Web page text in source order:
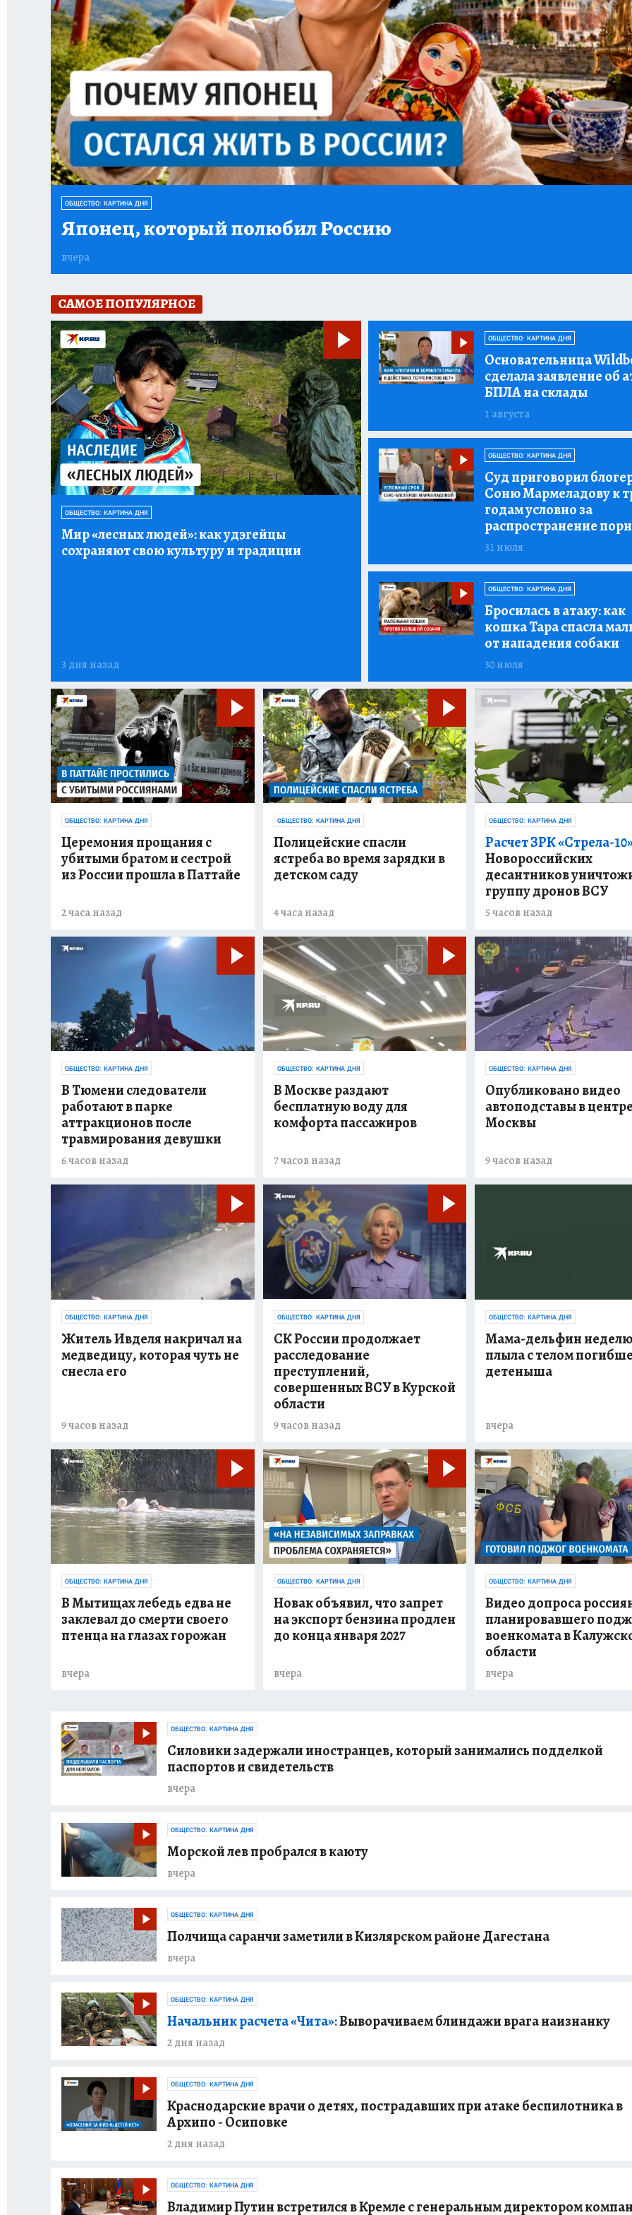
ОБЩЕСТВО: КАРТИНА ДНЯ
Японец, который полюбил Россию
вчера
САМОЕ ПОПУЛЯРНОЕ
ОБЩЕСТВО: КАРТИНА ДНЯ
Мир «лесных людей»:как удэгейцы
сохраняют свою культуру и традиции
3 дня назад
ОБЩЕСТВО: КАРТИНА ДНЯ
Основательница
сделала заявление об
БПЛА на склады
1 августа
ОБЩЕСТВО: КАРТИНА ДНЯ
Суд приговорил
Соню Мармеладову к
годам условно за
распространение
31 июля
ОБЩЕСТВО: КАРТИНА ДНЯ
Бросилась в атаку:как
кошка Тара спасла
от нападения собаки
30 июля
ОБЩЕСТВО: КАРТИНА ДНЯ
Церемония прощания с
убитыми братом и сестрой
из России прошла в Паттайе
2 часа назад
ОБЩЕСТВО: КАРТИНА ДНЯ
Полицейские спасли
ястреба во время зарядки в
детском саду
4 часа назад
ОБЩЕСТВО: КАРТИНА ДНЯ
Расчет ЗРК «Стрела-
Новороссийских
десантников
группу дронов ВСУ
5 часов назад
ОБЩЕСТВО: КАРТИНА ДНЯ
В Тюмени следователи
работают в парке
аттракционов после
травмирования девушки
6 часов назад
ОБЩЕСТВО: КАРТИНА ДНЯ
В Москве раздают
бесплатную воду для
комфорта пассажиров
7 часов назад
ОБЩЕСТВО: КАРТИНА ДНЯ
Опубликовано видео
автоподставы в
Москвы
9 часов назад
ОБЩЕСТВО: КАРТИНА ДНЯ
Житель Ивделя накричал на
медведицу, которая чуть не
снесла его
9 часов назад
ОБЩЕСТВО: КАРТИНА ДНЯ
СК России продолжает
расследование
преступлений,
совершенных ВСУ в Курской
области
9 часов назад
ОБЩЕСТВО: КАРТИНА ДНЯ
Мама-дельфин
плыла с телом
детеныша
вчера
ОБЩЕСТВО: КАРТИНА ДНЯ
В Мытищах лебедь едва не
заклевал до смерти своего
птенца на глазах горожан
вчера
ОБЩЕСТВО: КАРТИНА ДНЯ
Новак объявил, что запрет
на экспорт бензина продлен
до конца января 2027
вчера
ОБЩЕСТВО: КАРТИНА ДНЯ
Видео допроса
планировавшего
военкомата в
области
вчера
ОБЩЕСТВО: КАРТИНА ДНЯ
Силовики задержали иностранцев, который занимались подделкой
паспортов и свидетельств
вчера
ОБЩЕСТВО: КАРТИНА ДНЯ
Морской лев пробрался в каюту
вчера
ОБЩЕСТВО: КАРТИНА ДНЯ
Полчища саранчи заметили в Кизлярском районе Дагестана
вчера
ОБЩЕСТВО: КАРТИНА ДНЯ
Начальник расчета «Чита»:Выворачиваем блиндажи врага наизнанку
2 дня назад
ОБЩЕСТВО: КАРТИНА ДНЯ
Краснодарские врачи о детях, пострадавших при атаке беспилотника в
Архипо - Осиповке
2 дня назад
ОБЩЕСТВО: КАРТИНА ДНЯ
Владимир Путин встретился в Кремле с генеральным директором